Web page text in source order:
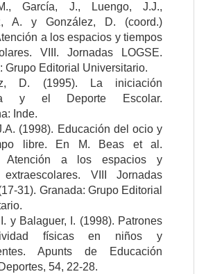
García, J., Luengo, J.J.,
A. y González, D. (coord.)
a los espacios y tiempos
VIII. Jornadas LOGSE.
Grupo Editorial Universitario.
D. (1995). La iniciación
y el Deporte Escolar.
Inde.
(1998). Educación del ocio y
libre. En M. Beas et al.
Atención a los espacios y
extraescolares. VIII Jornadas
31). Granada: Grupo Editorial
y Balaguer, I. (1998). Patrones
físicas en niños y
Apunts de Educación
54, 22-28.